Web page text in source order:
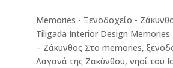
Memories - Ξενοδοχείο -
Tiligada Interior Design Memories
– Ζάκυνθος Στο memories,
Λαγανά της Ζακύνθου, νησί του